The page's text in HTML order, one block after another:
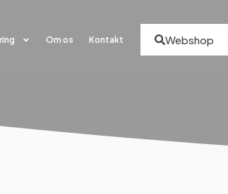
Om os Kontakt Webshop